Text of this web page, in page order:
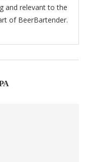
and relevant to the
of BeerBartender.